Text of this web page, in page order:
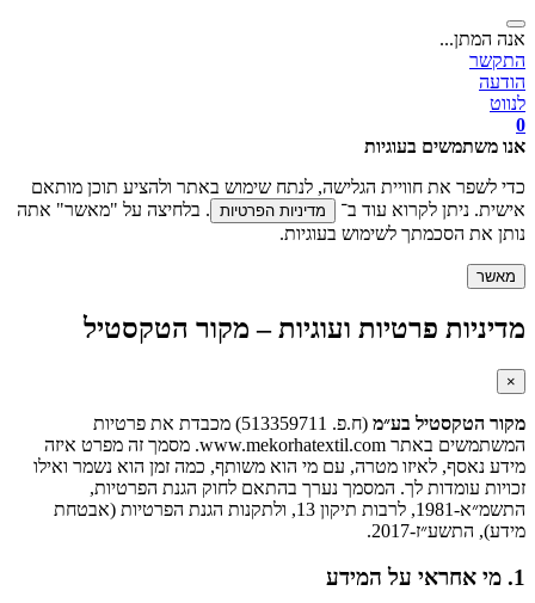
אנה המתן...
התקשר
הודעה
לנווט
0
אנו משתמשים בעוגיות
כדי לשפר את חוויית הגלישה, לנתח שימוש באתר ולהציע תוכן מותאם
אישית. ניתן לקרוא עוד ב־
מדיניות הפרטיות . בלחיצה על "מאשר" אתה
נותן את הסכמתך לשימוש בעוגיות.
מאשר
מדיניות פרטיות ועוגיות – מקור הטקסטיל
×
מקור הטקסטיל בע״מ
(ח.פ. 513359711) מכבדת את פרטיות
המשתמשים באתר www.mekorhatextil.com. מסמך זה מפרט איזה
מידע נאסף, לאיזו מטרה, עם מי הוא משותף, כמה זמן הוא נשמר ואילו
זכויות עומדות לך. המסמך נערך בהתאם לחוק הגנת הפרטיות,
התשמ״א-1981, לרבות תיקון 13, ולתקנות הגנת הפרטיות (אבטחת
מידע), התשע״ז-2017.
1. מי אחראי על המידע